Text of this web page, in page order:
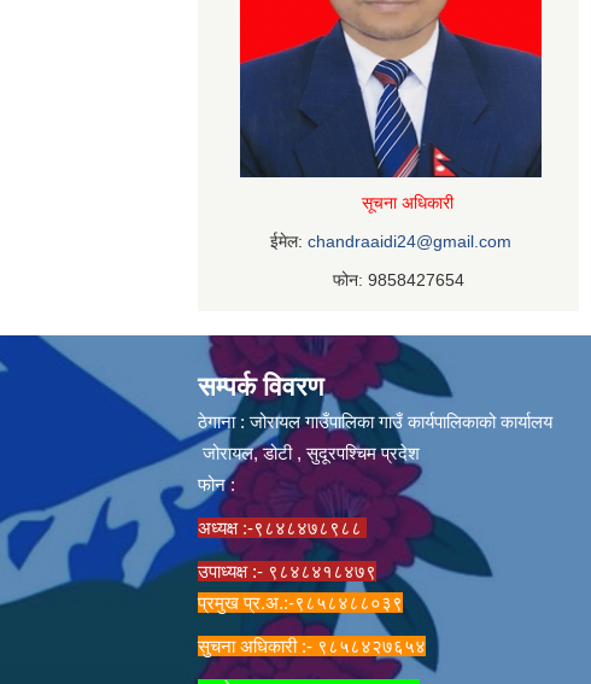
सूचना अधिकारी
ईमेल: chandraaidi24@gmail.com
फोन: 9858427654
सम्पर्क विवरण
ठेगाना : जोरायल गाउँपालिका गाउँ कार्यपालिकाको कार्यालय
जोरायल, डोटी , सुदूरपश्चिम प्रदेश
फोन :
अध्यक्ष :-९८४८४७८९८८
उपाध्यक्ष :- ९८४८४१८४७९
प्रमुख प्र.अ.:-९८५८४८८०३९
सुचना अधिकारी :- ९८५८४२७६५४